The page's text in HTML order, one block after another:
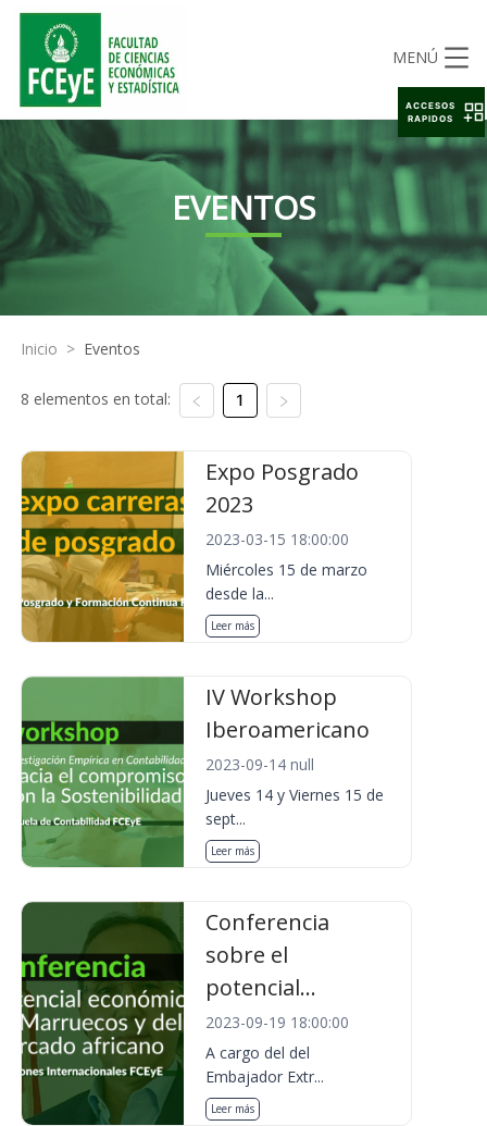
MENÚ
EVENTOS
Inicio > Eventos
8 elementos en total: 1
Expo Posgrado
2023
2023-03-15 18:00:00
Miércoles 15 de marzo
desde la...
Leer más
IV Workshop
Iberoamericano
2023-09-14 null
Jueves 14 y Viernes 15 de
sept...
Leer más
Conferencia
sobre el
potencial...
2023-09-19 18:00:00
A cargo del del
Embajador Extr...
Leer más
ACCESOS
RAPIDOS